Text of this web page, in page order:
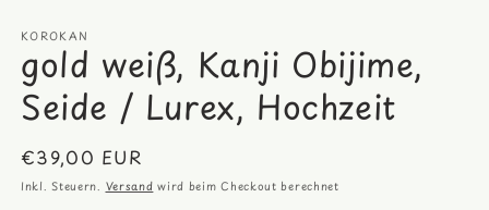
KOROKAN
gold weiß, Kanji Obijime,
Seide / Lurex, Hochzeit
Normaler
Preis
€39,00 EUR
Inkl. Steuern. Versand wird beim Checkout berechnet